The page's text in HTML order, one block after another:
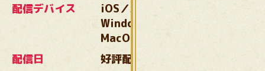
配信デバイス
iOS／Android／
Windows11（64bit）／
MacOS14以上
配信日
好評配信中